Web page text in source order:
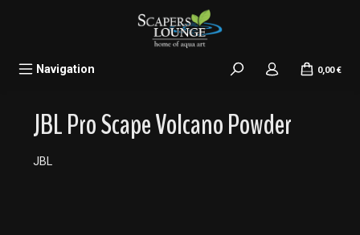
Navigation 0,00 €
JBL Pro Scape Volcano Powder
JBL